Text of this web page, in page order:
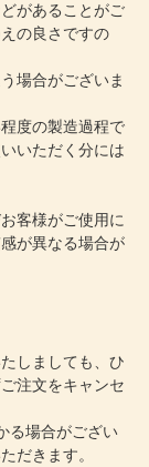
があることがご
の良さですの
場合がございま
度の製造過程で
いただく分には
客様がご使用に
が異なる場合が
しましても、ひ
注文をキャンセ
る場合がござい
だきます。